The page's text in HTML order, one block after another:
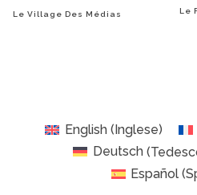
Le Village Des Médias Le
English(Inglese)
Deutsch(
Español (